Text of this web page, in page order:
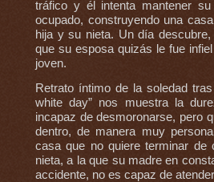
tráfico y él intenta mantener
ocupado, construyendo una
hija y su nieta. Un día
que su esposa quizás le fue
joven.
Retrato íntimo de la soledad
white day” nos muestra la
incapaz de desmoronarse, pero
dentro, de manera muy
casa que no quiere terminar de
nieta, a la que su madre en
accidente, no es capaz de